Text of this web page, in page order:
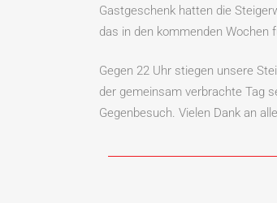
Gastgeschenk hatten die
das in den kommenden Wochen
Gegen 22 Uhr stiegen unsere
der gemeinsam verbrachte Tag
Gegenbesuch. Vielen Dank an